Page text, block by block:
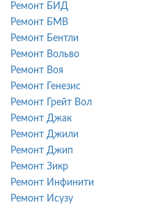
Ремонт БИД
Ремонт БМВ
Ремонт Бентли
Ремонт Вольво
Ремонт Воя
Ремонт Генезис
Ремонт Грейт Вол
Ремонт Джак
Ремонт Джили
Ремонт Джип
Ремонт Зикр
Ремонт Инфинити
Ремонт Исузу